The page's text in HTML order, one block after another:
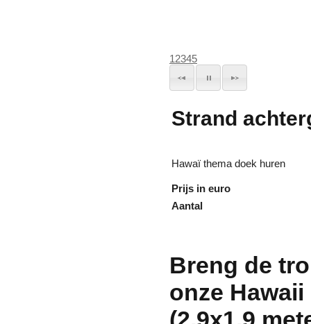
12345
Strand
Hawaï thema doek huren
Prijs in euro
Aantal
Breng de
onze